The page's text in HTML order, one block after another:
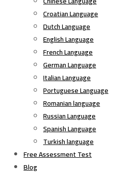
Croatian Language
Dutch Language
English Language
French Language
German Language
Italian Language
Portuguese Language
Romanian language
Russian Language
Spanish Language
Turkish language
Free Assessment Test
Blog